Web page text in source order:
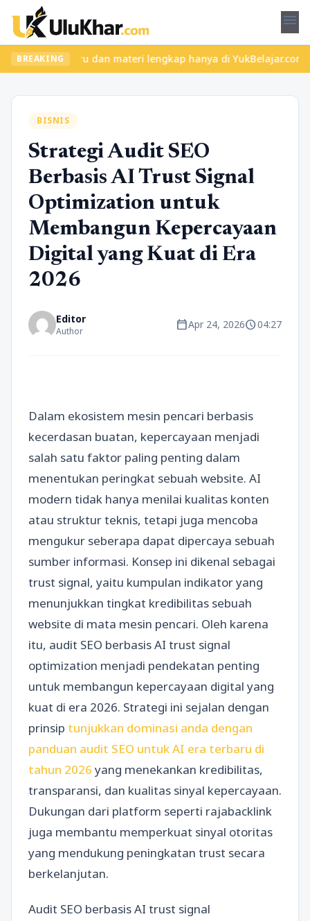
menu
BREAKING
seru dan materi lengkap hanya di YukBelajar.com.
BISNIS
Strategi Audit SEO
Berbasis AI Trust Signal
Optimization untuk
Membangun Kepercayaan
Digital yang Kuat di Era
2026
Editor
Author calendar_todayApr 24, 2026schedule04:27
Dalam ekosistem mesin pencari berbasis
kecerdasan buatan, kepercayaan menjadi
salah satu faktor paling penting dalam
menentukan peringkat sebuah website. AI
modern tidak hanya menilai kualitas konten
atau struktur teknis, tetapi juga mencoba
mengukur seberapa dapat dipercaya sebuah
sumber informasi. Konsep ini dikenal sebagai
trust signal, yaitu kumpulan indikator yang
menunjukkan tingkat kredibilitas sebuah
website di mata mesin pencari. Oleh karena
itu, audit SEO berbasis AI trust signal
optimization menjadi pendekatan penting
untuk membangun kepercayaan digital yang
kuat di era 2026. Strategi ini sejalan dengan
prinsip tunjukkan dominasi anda dengan
panduan audit SEO untuk AI era terbaru di
tahun 2026 yang menekankan kredibilitas,
transparansi, dan kualitas sinyal kepercayaan.
Dukungan dari platform seperti rajabacklink
juga membantu memperkuat sinyal otoritas
yang mendukung peningkatan trust secara
berkelanjutan.
Audit SEO berbasis AI trust signal